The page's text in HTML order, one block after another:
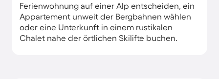
Ferienwohnung auf einer Alp entscheiden, ein
Appartement unweit der Bergbahnen wählen
oder eine Unterkunft in einem rustikalen
Chalet nahe der örtlichen Skilifte buchen.